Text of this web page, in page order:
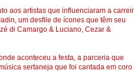
aos artistas que influenciaram a
um desfile de ícones que têm seu
di Camargo & Luciano, Cezar &
aconteceu a festa, a parceria que
sertaneja que foi cantada em coro